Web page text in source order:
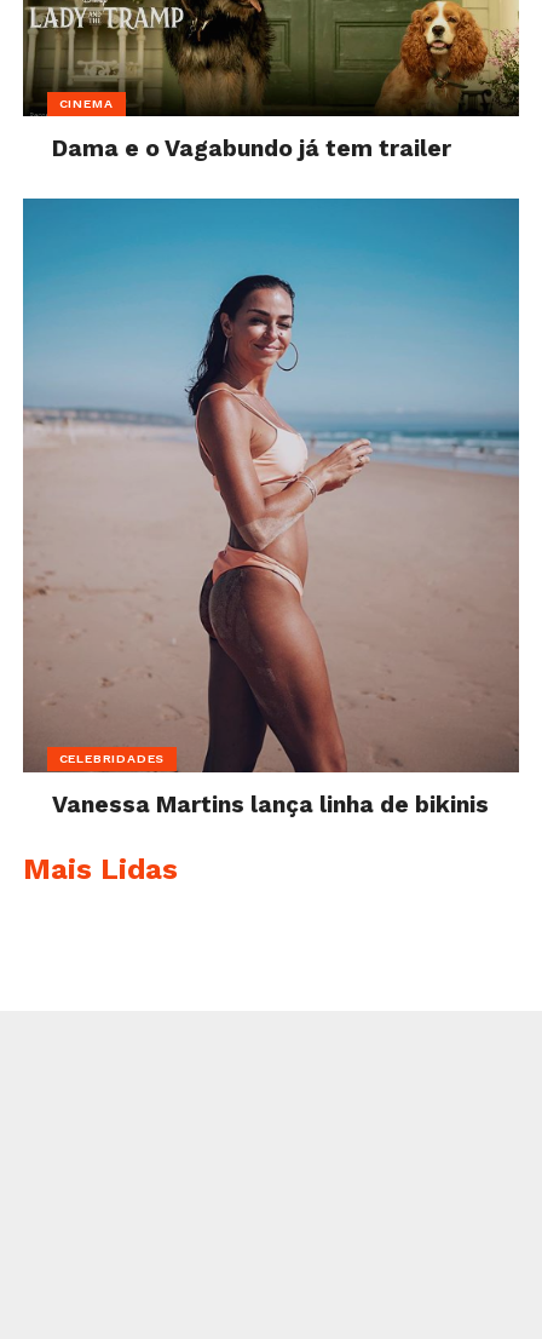
CINEMA
Dama e o Vagabundo já tem trailer
CELEBRIDADES
Vanessa Martins lança linha de bikinis
Mais Lidas